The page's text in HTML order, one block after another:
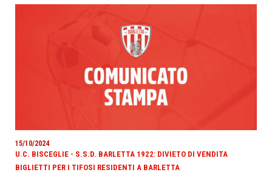
15/10/2024
U.C. BISCEGLIE - S.S.D. BARLETTA 1922: DIVIETO DI VENDITA
BIGLIETTI PER I TIFOSI RESIDENTI A BARLETTA